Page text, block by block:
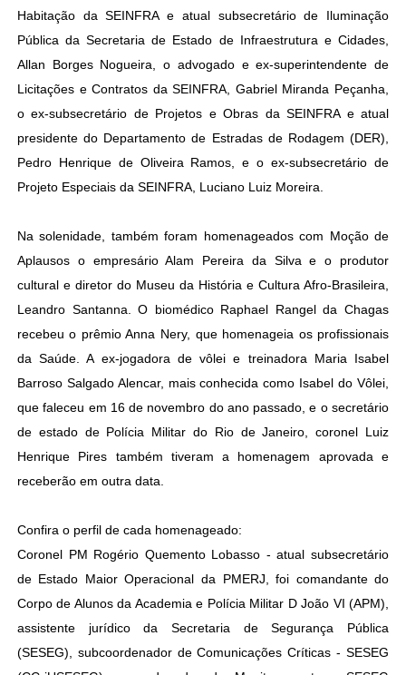
Habitação da SEINFRA e atual subsecretário de Iluminação
Pública da Secretaria de Estado de Infraestrutura e Cidades,
Allan Borges Nogueira, o advogado e ex-superintendente de
Licitações e Contratos da SEINFRA, Gabriel Miranda Peçanha,
o ex-subsecretário de Projetos e Obras da SEINFRA e atual
presidente do Departamento de Estradas de Rodagem (DER),
Pedro Henrique de Oliveira Ramos, e o ex-subsecretário de
Projeto Especiais da SEINFRA, Luciano Luiz Moreira.
Na solenidade, também foram homenageados com Moção de
Aplausos o empresário Alam Pereira da Silva e o produtor
cultural e diretor do Museu da História e Cultura Afro-Brasileira,
Leandro Santanna. O biomédico Raphael Rangel da Chagas
recebeu o prêmio Anna Nery, que homenageia os profissionais
da Saúde. A ex-jogadora de vôlei e treinadora Maria Isabel
Barroso Salgado Alencar, mais conhecida como Isabel do Vôlei,
que faleceu em 16 de novembro do ano passado, e o secretário
de estado de Polícia Militar do Rio de Janeiro, coronel Luiz
Henrique Pires também tiveram a homenagem aprovada e
receberão em outra data.
Confira o perfil de cada homenageado:
Coronel PM Rogério Quemento Lobasso - atual subsecretário
de Estado Maior Operacional da PMERJ, foi comandante do
Corpo de Alunos da Academia e Polícia Militar D João VI (APM),
assistente jurídico da Secretaria de Segurança Pública
(SESEG), subcoordenador de Comunicações Críticas - SESEG